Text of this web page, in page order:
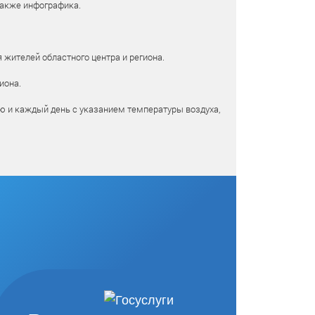
инфографика.
областного центра и региона.
и каждый день с указанием температуры воздуха,